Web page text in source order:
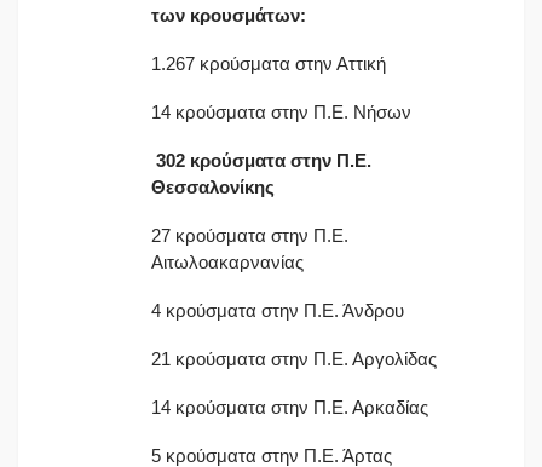
των κρουσμάτων:
1.267 κρούσματα στην Αττική
14 κρούσματα στην Π.Ε. Νήσων
302 κρούσματα στην Π.Ε.
Θεσσαλονίκης
27 κρούσματα στην Π.Ε.
Αιτωλοακαρνανίας
4 κρούσματα στην Π.Ε. Άνδρου
21 κρούσματα στην Π.Ε. Αργολίδας
14 κρούσματα στην Π.Ε. Αρκαδίας
5 κρούσματα στην Π.Ε. Άρτας